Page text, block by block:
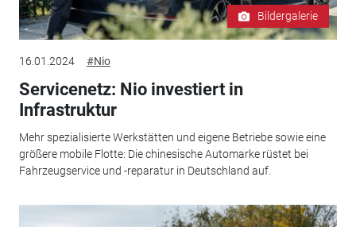
Bildergalerie
16.01.2024 #Nio
Servicenetz: Nio investiert in
Infrastruktur
Mehr spezialisierte Werkstätten und eigene Betriebe sowie eine
größere mobile Flotte: Die chinesische Automarke rüstet bei
Fahrzeugservice und -reparatur in Deutschland auf.